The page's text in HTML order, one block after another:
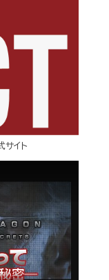
サイト